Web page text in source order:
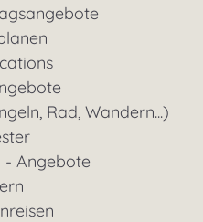
Rad, Wandern...)
- Angebote